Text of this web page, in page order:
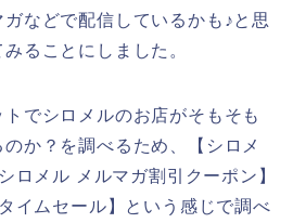
などで配信しているかも♪と思
ることにしました。
でシロメルのお店がそもそも
か？を調べるため、【シロメ
ロメル メルマガ割引クーポン】
イムセール】という感じで調べ